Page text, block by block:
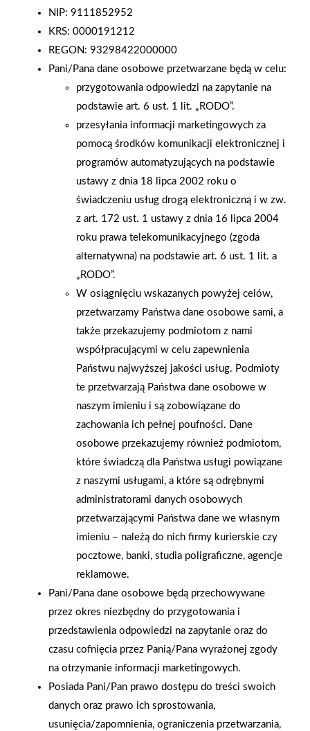
AKTUALNOŚCI
2026-01-15
Grupa PSB Handel S.A.
gra z WOŚP. Powstała
2026-01-12
Zacisze S.A. dołącza do
Grupy PSB. Sieć kończy
NIP: 9111852952
KRS: 0000191212
REGON: 93298422000000
Pani/Pana dane osobowe przetwarzane będą w celu:
przygotowania odpowiedzi na zapytanie na
podstawie art. 6 ust. 1 lit. „RODO”.
przesyłania informacji marketingowych za
pomocą środków komunikacji elektronicznej i
programów automatyzujących na podstawie
ustawy z dnia 18 lipca 2002 roku o
świadczeniu usług drogą elektroniczną i w zw.
z art. 172 ust. 1 ustawy z dnia 16 lipca 2004
roku prawa telekomunikacyjnego (zgoda
alternatywna) na podstawie art. 6 ust. 1 lit. a
„RODO”.
W osiągnięciu wskazanych powyżej celów,
przetwarzamy Państwa dane osobowe sami, a
także przekazujemy podmiotom z nami
współpracującymi w celu zapewnienia
Państwu najwyższej jakości usług. Podmioty
te przetwarzają Państwa dane osobowe w
naszym imieniu i są zobowiązane do
zachowania ich pełnej poufności. Dane
osobowe przekazujemy również podmiotom,
które świadczą dla Państwa usługi powiązane
z naszymi usługami, a które są odrębnymi
administratorami danych osobowych
przetwarzającymi Państwa dane we własnym
imieniu – należą do nich firmy kurierskie czy
pocztowe, banki, studia poligraficzne, agencje
reklamowe.
Pani/Pana dane osobowe będą przechowywane
przez okres niezbędny do przygotowania i
przedstawienia odpowiedzi na zapytanie oraz do
czasu cofnięcia przez Panią/Pana wyrażonej zgody
na otrzymanie informacji marketingowych.
Posiada Pani/Pan prawo dostępu do treści swoich
danych oraz prawo ich sprostowania,
usunięcia/zapomnienia, ograniczenia przetwarzania,